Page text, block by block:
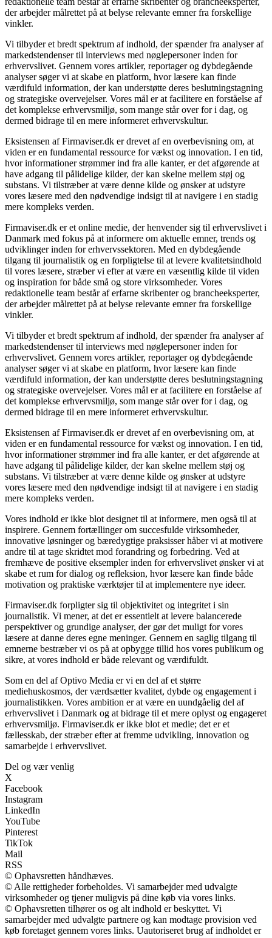
der arbejder målrettet på at belyse relevante emner fra forskellige
vinkler.
Vi tilbyder et bredt spektrum af indhold, der spænder fra analyser af
markedstendenser til interviews med nøglepersoner inden for
erhvervslivet. Gennem vores artikler, reportager og dybdegående
analyser søger vi at skabe en platform, hvor læsere kan finde
værdifuld information, der kan understøtte deres beslutningstagning
og strategiske overvejelser. Vores mål er at facilitere en forståelse af
det komplekse erhvervsmiljø, som mange står over for i dag, og
dermed bidrage til en mere informeret erhvervskultur.
Eksistensen af Firmaviser.dk er drevet af en overbevisning om, at
viden er en fundamental ressource for vækst og innovation. I en tid,
hvor informationer strømmer ind fra alle kanter, er det afgørende at
have adgang til pålidelige kilder, der kan skelne mellem støj og
substans. Vi tilstræber at være denne kilde og ønsker at udstyre
vores læsere med den nødvendige indsigt til at navigere i en stadig
mere kompleks verden.
Firmaviser.dk er et online medie, der henvender sig til erhvervslivet i
Danmark med fokus på at informere om aktuelle emner, trends og
udviklinger inden for erhvervssektoren. Med en dybdegående
tilgang til journalistik og en forpligtelse til at levere kvalitetsindhold
til vores læsere, stræber vi efter at være en væsentlig kilde til viden
og inspiration for både små og store virksomheder. Vores
redaktionelle team består af erfarne skribenter og brancheeksperter,
der arbejder målrettet på at belyse relevante emner fra forskellige
vinkler.
Vi tilbyder et bredt spektrum af indhold, der spænder fra analyser af
markedstendenser til interviews med nøglepersoner inden for
erhvervslivet. Gennem vores artikler, reportager og dybdegående
analyser søger vi at skabe en platform, hvor læsere kan finde
værdifuld information, der kan understøtte deres beslutningstagning
og strategiske overvejelser. Vores mål er at facilitere en forståelse af
det komplekse erhvervsmiljø, som mange står over for i dag, og
dermed bidrage til en mere informeret erhvervskultur.
Eksistensen af Firmaviser.dk er drevet af en overbevisning om, at
viden er en fundamental ressource for vækst og innovation. I en tid,
hvor informationer strømmer ind fra alle kanter, er det afgørende at
have adgang til pålidelige kilder, der kan skelne mellem støj og
substans. Vi tilstræber at være denne kilde og ønsker at udstyre
vores læsere med den nødvendige indsigt til at navigere i en stadig
mere kompleks verden.
Vores indhold er ikke blot designet til at informere, men også til at
inspirere. Gennem fortællinger om succesfulde virksomheder,
innovative løsninger og bæredygtige praksisser håber vi at motivere
andre til at tage skridtet mod forandring og forbedring. Ved at
fremhæve de positive eksempler inden for erhvervslivet ønsker vi at
skabe et rum for dialog og refleksion, hvor læsere kan finde både
motivation og praktiske værktøjer til at implementere nye ideer.
Firmaviser.dk forpligter sig til objektivitet og integritet i sin
journalistik. Vi mener, at det er essentielt at levere balancerede
perspektiver og grundige analyser, der gør det muligt for vores
læsere at danne deres egne meninger. Gennem en saglig tilgang til
emnerne bestræber vi os på at opbygge tillid hos vores publikum og
sikre, at vores indhold er både relevant og værdifuldt.
Som en del af Optivo Media er vi en del af et større
mediehuskosmos, der værdsætter kvalitet, dybde og engagement i
journalistikken. Vores ambition er at være en uundgåelig del af
erhvervslivet i Danmark og at bidrage til et mere oplyst og engageret
erhvervsmiljø. Firmaviser.dk er ikke blot et medie; det er et
fællesskab, der stræber efter at fremme udvikling, innovation og
samarbejde i erhvervslivet.
Del og vær venlig
X
Facebook
Instagram
LinkedIn
YouTube
Pinterest
TikTok
Mail
RSS
© Ophavsretten håndhæves.
© Alle rettigheder forbeholdes. Vi samarbejder med udvalgte
virksomheder og tjener muligvis på dine køb via vores links.
© Ophavsretten tilhører os og alt indhold er beskyttet. Vi
samarbejder med udvalgte partnere og kan modtage provision ved
køb foretaget gennem vores links. Uautoriseret brug af indholdet er